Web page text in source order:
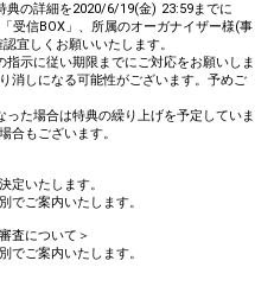
典の詳細を2020/6/19(金) 23:59までに
受信BOX」、所属のオーガナイザー様(事
宜しくお願いいたします。
示に従い期限までにご対応をお願いしま
消しになる可能性がございます。予めご
た場合は特典の繰り上げを予定していま
合もございます。
定いたします。
でご案内いたします。
査について＞
でご案内いたします。